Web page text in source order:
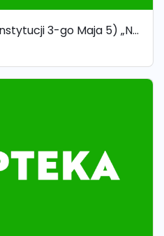
Apteka (Plac Konstytucji 3-go Maja 5) „Nad Sanem”